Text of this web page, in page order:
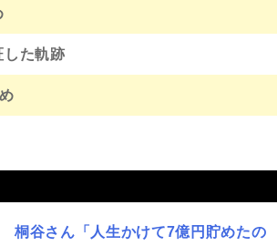
した軌跡
桐谷さん「人生かけて7億円貯めたの